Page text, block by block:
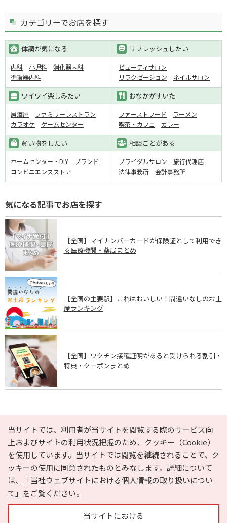
カテゴリーでお店を探す
体調が気になる
内科 小児科
消化器内科
循環器内科
リフレッシュしたい
ビューティサロン
リラクゼーション
ネイルサロン
ワイワイ楽しみたい
居酒屋
ファミリーレストラン
カラオケ
ゲームセンター
おなかがすいた
ファーストフード
ラーメン
喫茶・カフェ
カレー
買い物をしたい
ホームセンター・DIY
ブランド
コンビニエンスストア
相談ごとがある
ブライダルサロン
旅行代理店
法律事務所
会計事務所
気になる記事でお店を探す
【全国】マイナンバーカードが保険証として利用でき
る医療機関・薬局まとめ
【全国の主要駅】これはおいしい！間違いなしのお土
産ランキング
【全国】ワクチン接種証明があると受けられる割引・
特典・クーポンまとめ
PAGE TOP
当サイトでは、利用者が当サイトを閲覧する際のサービス向
上およびサイトの利用状況把握のため、クッキー（Cookie）
を使用しています。当サイトでは閲覧を継続されることで、ク
ッキーの使用に同意されたものとみなします。詳細について
は、
「当社ウェブサイトにおける個人情報の取り扱いについ
て」 をご覧ください。
当サイトにおける
e-NAVITA（イーナビタ）とは？ お気に入り
ヘルプ
利用規約
個人情報の取り扱いについて
運営会社
サイトマップ
広告掲載に関するお問い合わせ